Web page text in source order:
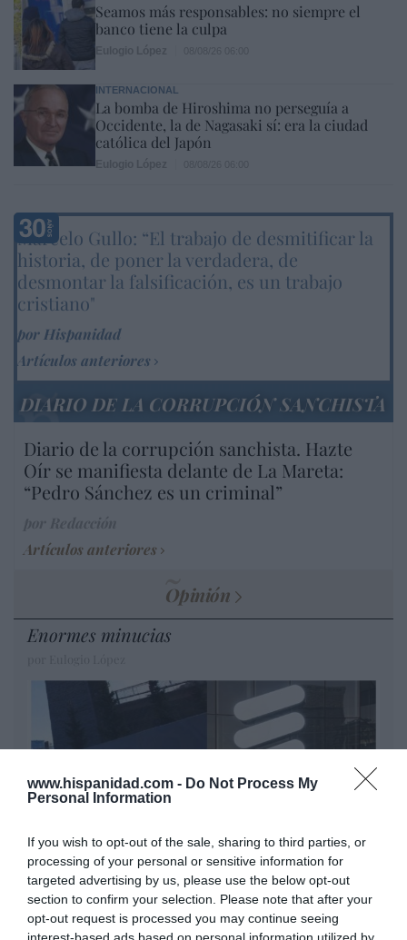
www.hispanidad.com - Do Not Process My
Personal Information
If you wish to opt-out of the sale, sharing to third parties, or
processing of your personal or sensitive information for
targeted advertising by us, please use the below opt-out
section to confirm your selection. Please note that after your
opt-out request is processed you may continue seeing
interest-based ads based on personal information utilized by
Seamos más responsables: no siempre el
banco tiene la culpa
INTERNACIONAL
La bomba de Hiroshima no perseguía a
Occidente, la de Nagasaki sí: era la ciudad
católica del Japón
Marcelo Gullo: “El trabajo de desmitificar la
historia, de poner la verdadera, de
desmontar la falsificación, es un trabajo
cristiano"
por Hispanidad
Artículos anteriores
DIARIO DE LA CORRUPCIÓN SANCHISTA
Diario de la corrupción sanchista. Hazte
Oír se manifiesta delante de La Mareta:
“Pedro Sánchez es un criminal”
Artículos anteriores
Opinión
Enormes minucias
Nokia, Ericsson... Huawei: lo que importan
son las patentes